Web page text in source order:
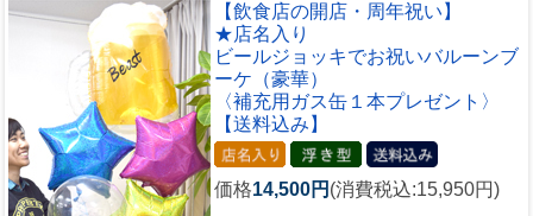
【飲食店の開店・周年祝い】
★店名入り
ビールジョッキでお祝いバルーンブ
ーケ（豪華）
〈補充用ガス缶１本プレゼント〉
【送料込み】
価格14,500円 (消費税込:15,950円)